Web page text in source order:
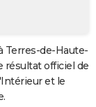
Terres-de-Haute-
résultat officiel de
et le